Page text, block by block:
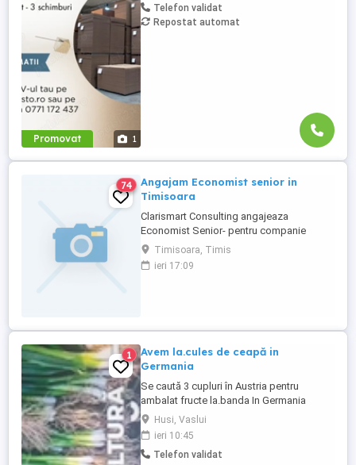
Promovat 1
atunci locul tău e la noi în echipă! Nu-ți
cerem să fii împăratul cartonului , dar dacă
Telefon validat
Repostat automat
74
Angajam Economist senior in
Timisoara
Clarismart Consulting angajeaza
Economist Senior- pentru companie
multinationala. Cerințe: - Studii superioare
absolvite cu diploma de licenta in
domeniul economic - Experienta
unei ...
Timisoara, Timis
ieri 17:09
1
Avem la.cules de ceapă in
Germania
Se caută 3 cupluri în Austria pentru
ambalat fructe la.banda In Germania
Plecaril3 sunt deja organizate pentru
databde .12 august Doar cu transportu
nostru Nu este permis cu masina
personala Alte detalii la telefon Locuri
Husi, Vaslui
ieri 10:45
Telefon validat